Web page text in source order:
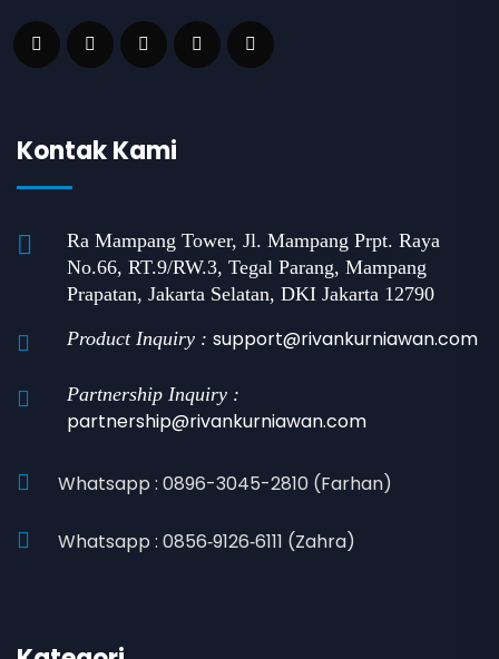
Kontak Kami
Ra Mampang Tower, Jl. Mampang Prpt. Raya
No.66, RT.9/RW.3, Tegal Parang, Mampang
Prapatan, Jakarta Selatan, DKI Jakarta 12790
Product Inquiry : support@rivankurniawan.com
Partnership Inquiry :
partnership@rivankurniawan.com
Whatsapp : 0896-3045-2810 (Farhan)
Whatsapp : 0856‑9126‑6111 (Zahra)